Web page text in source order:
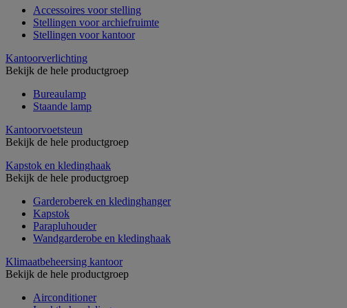
Accessoires voor stelling
Stellingen voor archiefruimte
Stellingen voor kantoor
Kantoorverlichting
Bekijk de hele productgroep
Bureaulamp
Staande lamp
Kantoorvoetsteun
Bekijk de hele productgroep
Kapstok en kledinghaak
Bekijk de hele productgroep
Garderoberek en kledinghanger
Kapstok
Parapluhouder
Wandgarderobe en kledinghaak
Klimaatbeheersing kantoor
Bekijk de hele productgroep
Airconditioner